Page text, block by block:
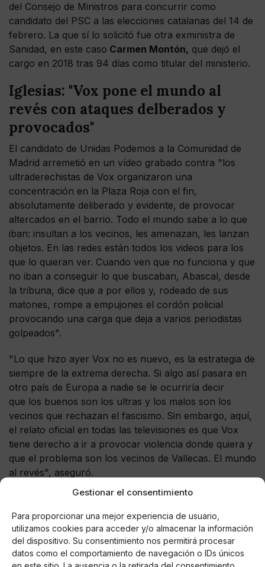
Gestionar el consentimiento
Para proporcionar una mejor experiencia de usuario,
utilizamos cookies para acceder y/o almacenar la información
del dispositivo. Su consentimiento nos permitirá procesar
datos como el comportamiento de navegación o IDs únicos
del Consejo de Ministros para concurrir como
candidato del PSC a las elecciones catalanas del 14 de
febrero. La que sí lo solicitó fue otra exministra de
Sanidad, en este caso Carmen Montón, que dejó el
cargo en 2018 tras 94 días como titular del ministerio.
Iglesias: "Vox pone el mundo al
revés con ataques delberados y
provocados"
El candidato de Unidas Podemos a la Comunidad de
Madrid arremetió en un vídeo grabado contra "los
ultraderechistas de Vox organizaron una
concentración en la Plaza Roja con el fin,
absolutamente deliberado y evidente, de provocar
altercados en el barrio. Todo el mundo sabe a lo que
iban: insultan a los vecinos, les amenazan, les lanzan
objetos. En las redes están todos los videos para los
que lo quieran ver. Cuando ven que no funciona y que
no iban a conseguir lo que buscaban, Abascal, desde
la tribuna, dice que a por ellos y, rodeado de sus
matones, rompe a empujones el cordón policial
provocando una carga que deja a varios periodistas
golpeados".
"Lo que hizo ayer Vox no es nuevo, es la estrategia de
siempre de la extrema derecha. Si algo así pasara en
otro país de Europa a nadie se le ocurriría decir
que los buenos son los ultras y los malos son los
vecinos que rechazan el fascismo. Sin embargo, aquí,
el relato oficial en todas las televisiones es que Vox
tiene derecho a ir a provocar violencia donde quiera y
que el problema son los vecinos de Vallecas. El mundo
al revés", aseguró.